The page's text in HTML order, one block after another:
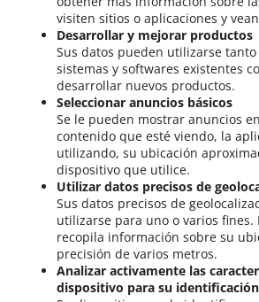
visiten sitios o aplicaciones y
Desarrollar y mejorar productos
Sus datos pueden utilizarse
sistemas y softwares existentes
desarrollar nuevos productos.
Seleccionar anuncios básicos
Se le pueden mostrar anuncios
contenido que esté viendo, la
utilizando, su ubicación
dispositivo que utilice.
Utilizar datos precisos de
Sus datos precisos de
utilizarse para uno o varios fines.
recopila información sobre su
precisión de varios metros.
Analizar activamente las
dispositivo para su identificación